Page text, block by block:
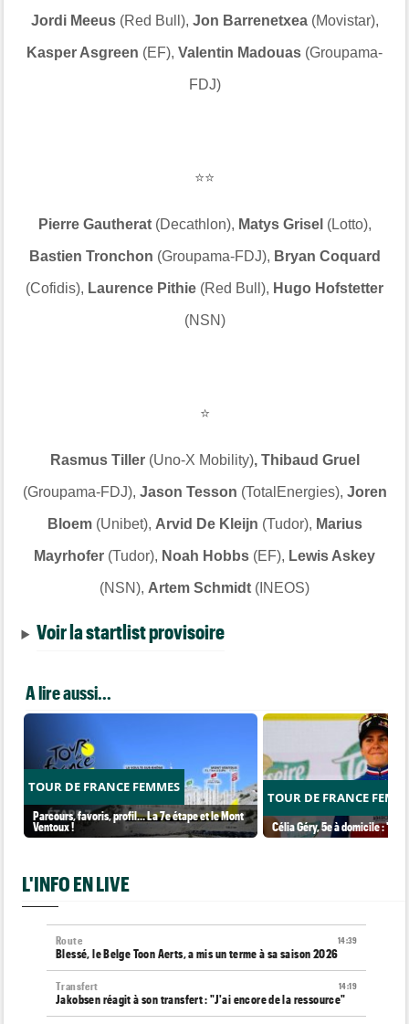
Jordi Meeus(Red Bull), Jon Barrenetxea(Movistar),
Kasper Asgreen (EF), Valentin Madouas (Groupama-
FDJ)
⭐⭐
Pierre Gautherat(Decathlon), Matys Grisel (Lotto),
Bastien Tronchon (Groupama-FDJ), Bryan Coquard
(Cofidis), Laurence Pithie (Red Bull), Hugo Hofstetter
(NSN)
⭐
Rasmus Tiller (Uno-X Mobility), Thibaud Gruel
(Groupama-FDJ), Jason Tesson (TotalEnergies), Joren
Bloem(Unibet), Arvid De Kleijn (Tudor), Marius
Mayrhofer (Tudor), Noah Hobbs (EF), Lewis Askey
(NSN), Artem Schmidt (INEOS)
Voir la startlist provisoire
A lire aussi...
TOUR DE FRANCE FEMMES
Parcours, favoris, profil… La 7e étape et le Mont
Ventoux !
TOUR DE FRANCE
Célia Géry, 5e à domicile :
L'INFO EN LIVE
14:39
Route
Blessé, le Belge Toon Aerts, a mis un terme à sa saison 2026
14:19
Transfert
Jakobsen réagit à son transfert : "J'ai encore de la ressource"